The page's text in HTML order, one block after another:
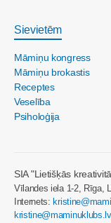
Sievietēm
Māmiņu kongress
Māmiņu brokastis
Receptes
Veselība
Psiholoģija
SIA "Lietišķās
Vīlandes iela 1-2, Rīga,
Internets:
kristine@maminuklubs.lv